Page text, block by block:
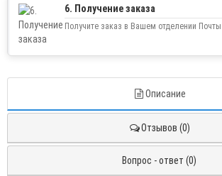
6. Получение заказа
Получите заказ в Вашем отделении
Описание
Отзывов (0)
Вопрос - ответ (0)